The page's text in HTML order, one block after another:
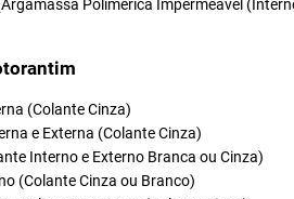
Polimérica Impermeável
(Colante Cinza)
e Externa (Colante Cinza)
Interno e Externo Branca ou Cinza)
(Colante Cinza ou Branco)